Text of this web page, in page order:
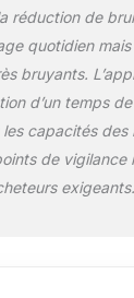
pour
commodité
long de
journée.
24 bits : le
combine un
bits,
les
de nos
réduction de
quotidien
bruyants.
d’un temps
capacités des
de vigilance
exigeants.